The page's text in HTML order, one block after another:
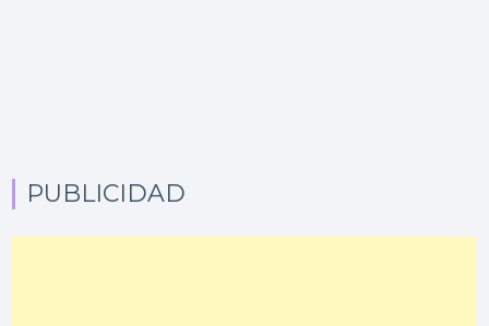
PUBLICIDAD